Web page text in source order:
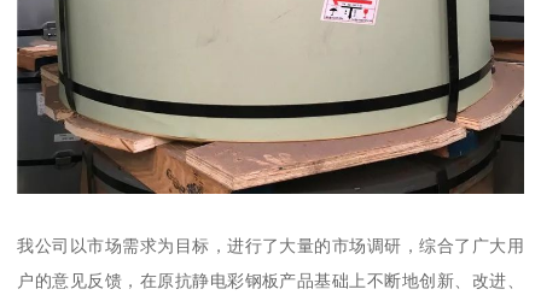
我公司以市场需求为目标，进行了大量的市场调研，综合了广大用
户的意见反馈，在原抗静电彩钢板产品基础上不断地创新、改进、